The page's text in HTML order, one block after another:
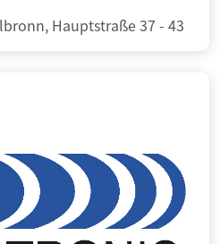
Hauptstraße 37 - 43